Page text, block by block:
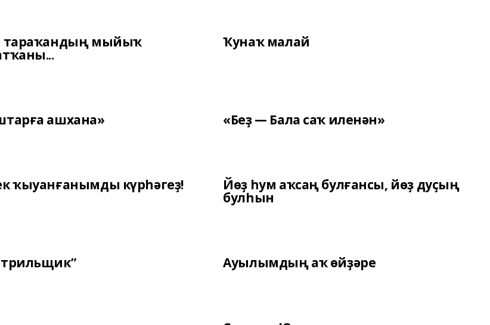
тараҡандың мыйыҡ Ҡунаҡ малай
ашхана» «Беҙ — Бала саҡ иленән»
ҡыуанғанымды күрһәгеҙ! Йөҙ һум аҡсаң булғансы, йөҙ дуҫың
булһын
Ауылымдың аҡ өйҙәре